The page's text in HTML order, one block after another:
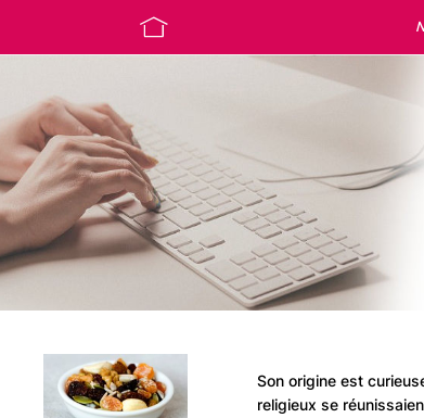
Son origine est
religieux se